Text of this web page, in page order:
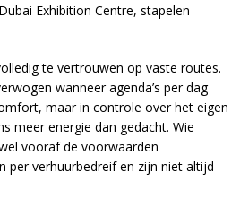
Exhibition Centre, stapelen
te vertrouwen op vaste routes.
wanneer agenda’s per dag
maar in controle over het eigen
meer energie dan gedacht. Wie
vooraf de voorwaarden
per verhuurbedreif en zijn niet altijd